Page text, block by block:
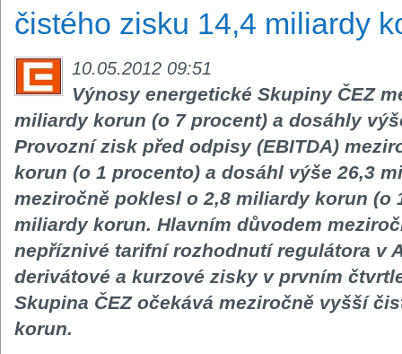
čistého zisku 14,4 miliardy
10.05.2012 09:51
Výnosy energetické Skupiny ČEZ
miliardy korun (o 7 procent) a dosáhly
Provozní zisk před odpisy (EBITDA)
korun (o 1 procento) a dosáhl výše 26,3
meziročně poklesl o 2,8 miliardy korun (o
miliardy korun. Hlavním důvodem
nepříznivé tarifní rozhodnutí regulátora v
derivátové a kurzové zisky v prvním
Skupina ČEZ očekává meziročně vyšší
korun.